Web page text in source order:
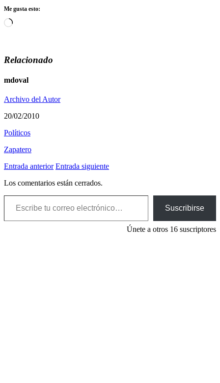
Me gusta esto:
Cargando...
Relacionado
mdoval
Archivo del Autor
20/02/2010
Polí­ticos
Zapatero
Entrada anterior Entrada siguiente
Los comentarios están cerrados.
Escribe tu correo electrónico…
Suscribirse
Únete a otros 16 suscriptores